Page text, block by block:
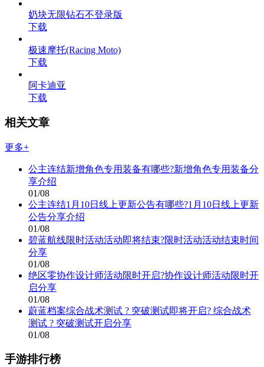
奶块无限钻石不登录版
下载
极速摩托(Racing Moto)
下载
阿卡迪亚
下载
相关文章
更多+
公主连结新增角色专用装备有哪些?新增角色专用装备分
享介绍
01/08
公主连结1月10日线上更新公告有哪些?1月10日线上更新
公告分享介绍
01/08
碧蓝航线限时活动活动即将结束?限时活动活动结束时间
分享
01/08
绝区零协作设计师活动限时开启?协作设计师活动限时开
启分享
01/08
蔚蓝档案综合战术测试 ? 突破测试即将开启? 综合战术
测试 ? 突破测试开启分享
01/08
手游排行榜